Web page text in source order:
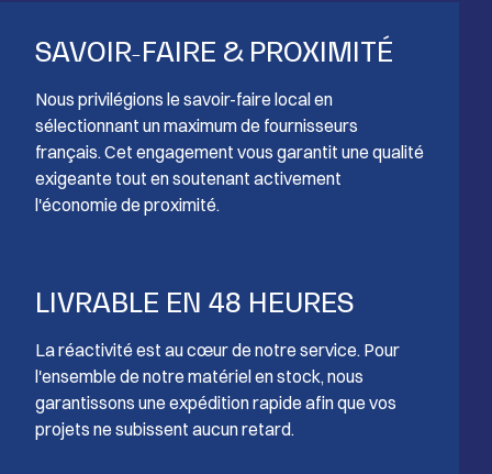
SAVOIR-FAIRE & PROXIMITÉ
Nous privilégions le savoir-faire local en
sélectionnant un maximum de fournisseurs
français. Cet engagement vous garantit une qualité
exigeante tout en soutenant activement
l'économie de proximité.
LIVRABLE EN 48 HEURES
La réactivité est au cœur de notre service. Pour
l'ensemble de notre matériel en stock, nous
garantissons une expédition rapide afin que vos
projets ne subissent aucun retard.